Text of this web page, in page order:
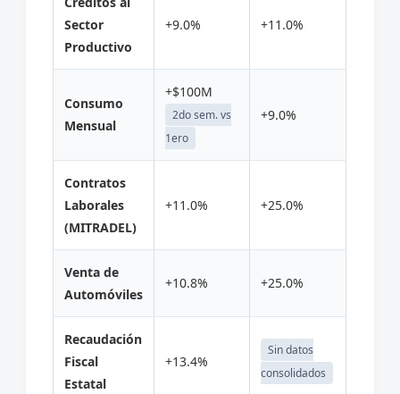
Sector
Productivo
+9.0% +11.0%
Consumo
Mensual
+$100M
2do sem. vs
1ero
+9.0%
Contratos
Laborales
(MITRADEL)
+11.0% +25.0%
Venta de
Automóviles
+10.8% +25.0%
Recaudación
Fiscal
Estatal
+13.4%
Sin datos
consolidados